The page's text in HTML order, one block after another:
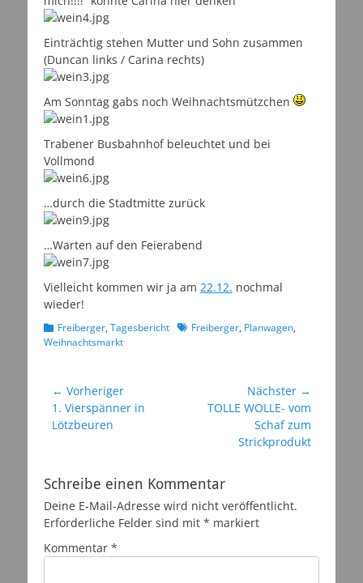
Einträchtig stehen Mutter und Sohn zusammen
(Duncan links / Carina rechts)
Am Sonntag gabs noch Weihnachtsmützchen
Trabener Busbahnhof beleuchtet und bei
Vollmond
…durch die Stadtmitte zurück
…Warten auf den Feierabend
Vielleicht kommen wir ja am 22.12. nochmal
wieder!
Kategorien
Freiberger, Tagesbericht Schlagworte
Freiberger, Planwagen,
Weihnachtsmarkt
Beitragsnavigation
← Vorheriger
Vorheriger
Beitrag:
1. Vierspänner in
Lötzbeuren
Nächster →
Nächster
TOLLE WOLLE- vom
Schaf zum
Strickprodukt
Schreibe einen Kommentar
Deine E-Mail-Adresse wird nicht veröffentlicht.
Erforderliche Felder sind mit * markiert
Kommentar *